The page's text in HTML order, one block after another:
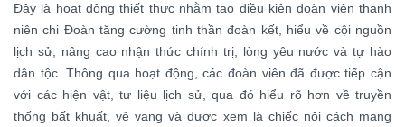
Đây là hoạt động thiết thực nhằm tạo điều kiện đoàn viên thanh
niên chi Đoàn tăng cường tinh thần đoàn kết, hiểu về cội nguồn
lịch sử, nâng cao nhận thức chính trị, lòng yêu nước và tự hào
dân tộc. Thông qua hoạt động, các đoàn viên đã được tiếp cận
với các hiện vật, tư liệu lịch sử, qua đó hiểu rõ hơn về truyền
thống bất khuất, vẻ vang và được xem là chiếc nôi cách mạng